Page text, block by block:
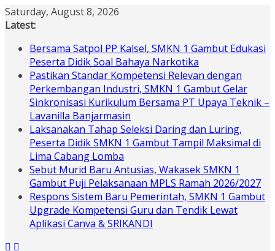
Skip
to
Saturday, August 8, 2026
Latest:
Bersama Satpol PP Kalsel, SMKN 1 Gambut Edukasi
Peserta Didik Soal Bahaya Narkotika
Pastikan Standar Kompetensi Relevan dengan
Perkembangan Industri, SMKN 1 Gambut Gelar
Sinkronisasi Kurikulum Bersama PT Upaya Teknik –
Lavanilla Banjarmasin
Laksanakan Tahap Seleksi Daring dan Luring,
Peserta Didik SMKN 1 Gambut Tampil Maksimal di
Lima Cabang Lomba
Sebut Murid Baru Antusias, Wakasek SMKN 1
Gambut Puji Pelaksanaan MPLS Ramah 2026/2027
Respons Sistem Baru Pemerintah, SMKN 1 Gambut
Upgrade Kompetensi Guru dan Tendik Lewat
Aplikasi Canva & SRIKANDI